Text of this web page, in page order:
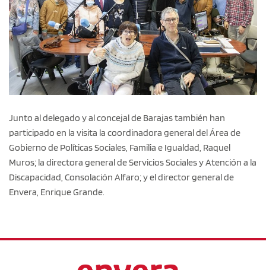
Junto al delegado y al concejal de Barajas también han
participado en la visita la coordinadora general del Área de
Gobierno de Políticas Sociales, Familia e Igualdad, Raquel
Muros; la directora general de Servicios Sociales y Atención a la
Discapacidad, Consolación Alfaro; y el director general de
Envera, Enrique Grande.